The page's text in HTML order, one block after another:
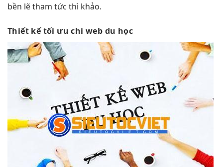
bền lẽ tham tức thì khảo.
Thiết kếtối ưu chi web du học